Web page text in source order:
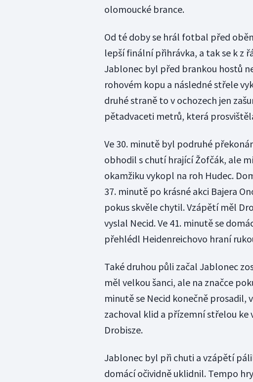
olomoucké brance.
Od té doby se hrál fotbal před
lepší finální přihrávka, a tak se k z
Jablonec byl před brankou hostů
rohovém kopu a následné střele
druhé straně to v ochozech jen
pětadvaceti metrů, která
Ve 30. minutě byl podruhé
obhodil s chutí hrající Žofčák, ale
okamžiku vykopl na roh Hudec.
37. minutě po krásné akci Bajera
pokus skvěle chytil. Vzápětí měl
vyslal Necid. Ve 41. minutě se
přehlédl Heidenreichovo hraní
Také druhou půli začal Jablonec
měl velkou šanci, ale na značce
minutě se Necid konečně prosadil,
zachoval klid a přízemní střelou
Drobisze.
Jablonec byl při chuti a vzápětí
domácí očividně uklidnil. Tempo